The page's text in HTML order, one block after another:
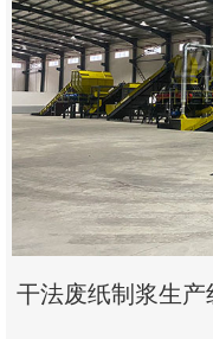
豫
ICP
备
19020390
号-1
干法废纸制浆生